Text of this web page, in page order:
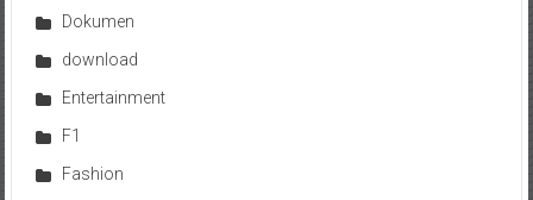
Dokumen
download
Entertainment
F1
Fashion